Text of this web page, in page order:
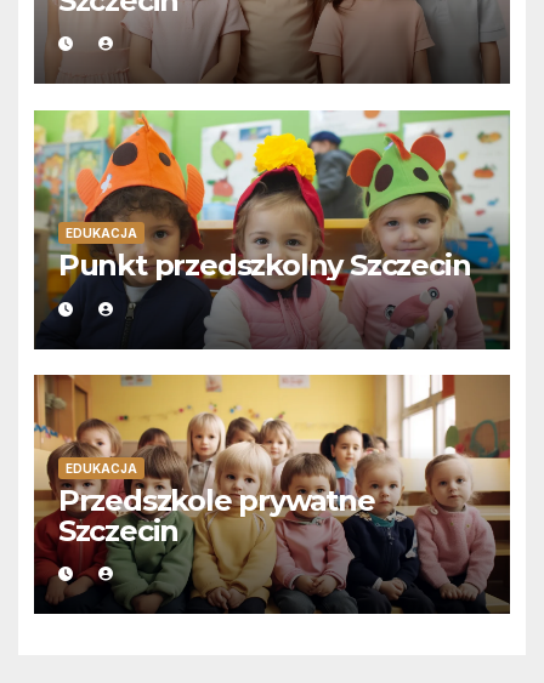
EDUKACJA
Punkt przedszkolny Szczecin
EDUKACJA
Przedszkole prywatne
Szczecin